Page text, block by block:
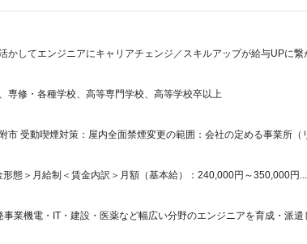
してエンジニアにキャリアチェンジ／スキルアップが給与UPに
専修・各種学校、高等専門学校、高等学校卒以上
市 受動喫煙対策：屋内全面禁煙変更の範囲：会社の定める事業所（
態＞月給制＜賃金内訳＞月額（基本給）：240,000円～350,000円...
業機電・IT・建設・医薬など幅広い分野のエンジニアを育成・派遣